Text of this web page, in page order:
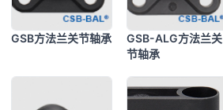
GSB方法兰关节轴承
GSB-ALG方法兰关
节轴承